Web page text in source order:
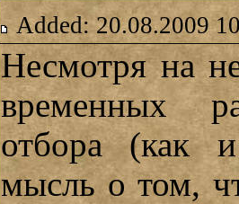
Added: 20.08.2009
Несмотря на
временных
отбора (как
мысль о том,